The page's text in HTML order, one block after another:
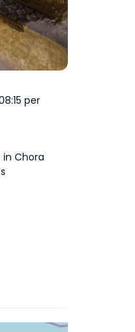
per
in Chora